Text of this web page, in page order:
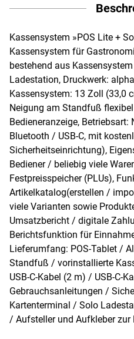
Kassensystem »POS Lite +
Kassensystem für
bestehend aus
Ladestation, Druckwerk:
Kassensystem: 13 Zoll (33,0
Neigung am Standfuß
Bedieneranzeige,
Bluetooth / USB-C, mit
Sicherheitseinrichtung),
Bediener / beliebig viele
Festpreisspeicher (PLUs),
Artikelkatalog(erstellen /
viele Varianten sowie
Umsatzbericht / digitale
Berichtsfunktion für
Lieferumfang: POS-Tablet /
Standfuß / vorinstallierte
USB-C-Kabel (2 m) / USB-C-
Gebrauchsanleitungen /
Kartenterminal / Solo
/ Aufsteller und Aufkleber zur